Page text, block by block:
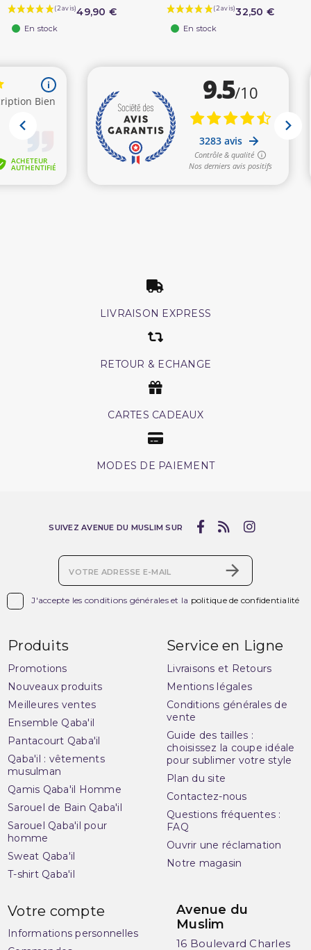
49,90 €
En stock
32,50 €
En stock
LIVRAISON EXPRESS
RETOUR & ECHANGE
CARTES CADEAUX
MODES DE PAIEMENT
J'accepte les conditions générales et la politique de confidentialité
SUIVEZ AVENUE DU MUSLIM SUR
Produits
Promotions
Nouveaux produits
Meilleures ventes
Ensemble Qaba'il
Pantacourt Qaba'il
Qaba'il : vêtements
musulman
Qamis Qaba'il Homme
Sarouel de Bain Qaba'il
Sarouel Qaba'il pour
homme
Sweat Qaba'il
T-shirt Qaba'il
Service en Ligne
Livraisons et Retours
Mentions légales
Conditions générales de
vente
Guide des tailles :
choisissez la coupe idéale
pour sublimer votre style
Plan du site
Contactez-nous
Questions fréquentes :
FAQ
Ouvrir une réclamation
Notre magasin
Votre compte
Informations personnelles
Avenue du
Muslim
16 Boulevard Charles